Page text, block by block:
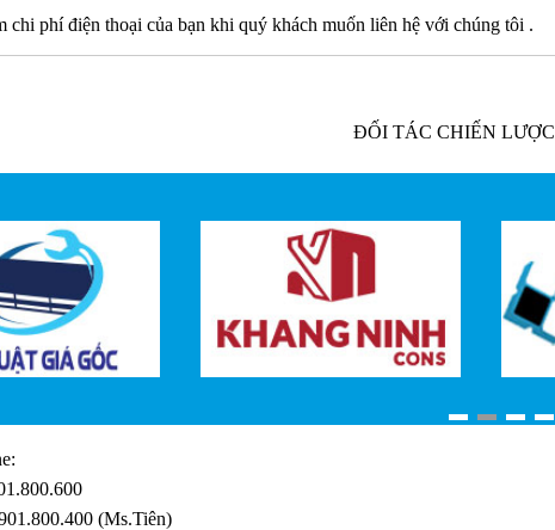
chi phí điện thoại của bạn khi quý khách muốn liên hệ với chúng tôi .
ĐỐI TÁC CHIẾN LƯỢC
(Ms.Tiên)